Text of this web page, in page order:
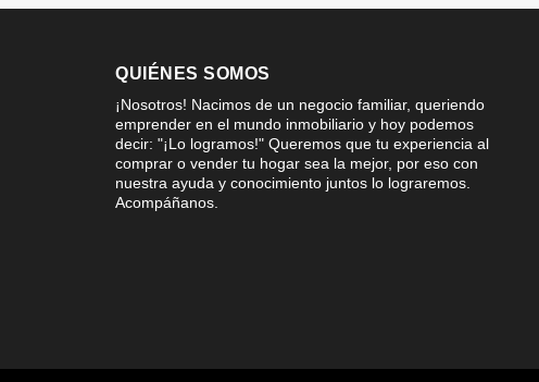
QUIÉNES SOMOS
¡Nosotros! Nacimos de un negocio familiar, queriendo
emprender en el mundo inmobiliario y hoy podemos
decir: "¡Lo logramos!" Queremos que tu experiencia al
comprar o vender tu hogar sea la mejor, por eso con
nuestra ayuda y conocimiento juntos lo lograremos.
Acompáñanos.